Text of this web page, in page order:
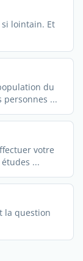
lointain. Et
du
personnes ...
votre
...
la question